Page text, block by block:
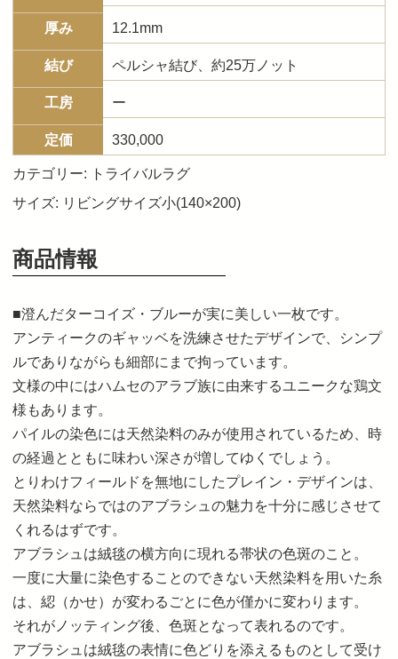
厚み 12.1mm
結び ペルシャ結び、約25万ノット
工房 ー
定価 330,000
カテゴリー:
トライバルラグ
サイズ: リビングサイズ小(140×200)
商品情報
■澄んだターコイズ・ブルーが実に美しい一枚です。
アンティークのギャッベを洗練させたデザインで、シンプ
ルでありながらも細部にまで拘っています。
文様の中にはハムセのアラブ族に由来するユニークな鶏文
様もあります。
パイルの染色には天然染料のみが使用されているため、時
の経過とともに味わい深さが増してゆくでしょう。
とりわけフィールドを無地にしたプレイン・デザインは、
天然染料ならではのアブラシュの魅力を十分に感じさせて
くれるはずです。
アブラシュは絨毯の横方向に現れる帯状の色斑のこと。
一度に大量に染色することのできない天然染料を用いた糸
は、綛（かせ）が変わるごとに色が僅かに変わります。
それがノッティング後、色斑となって表れるのです。
アブラシュは絨毯の表情に色どりを添えるものとして受け